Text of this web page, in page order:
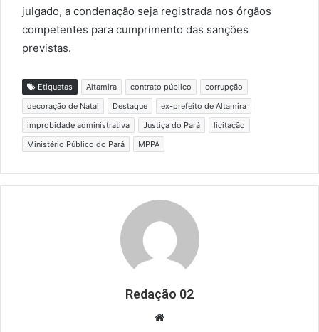
julgado, a condenação seja registrada nos órgãos
competentes para cumprimento das sanções
previstas.
Etiquetas Altamira contrato público
corrupção
decoração de Natal
Destaque
ex-prefeito de Altamira
improbidade administrativa
Justiça do Pará
licitação
Ministério Público do Pará
MPPA
Redação 02
Website